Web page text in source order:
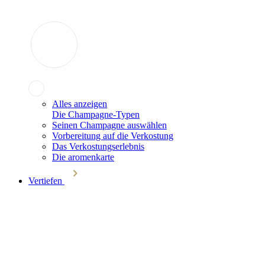
Alles anzeigen
Die Champagne-Typen
Seinen Champagne auswählen
Vorbereitung auf die Verkostung
Das Verkostungserlebnis
Die aromenkarte
Vertiefen